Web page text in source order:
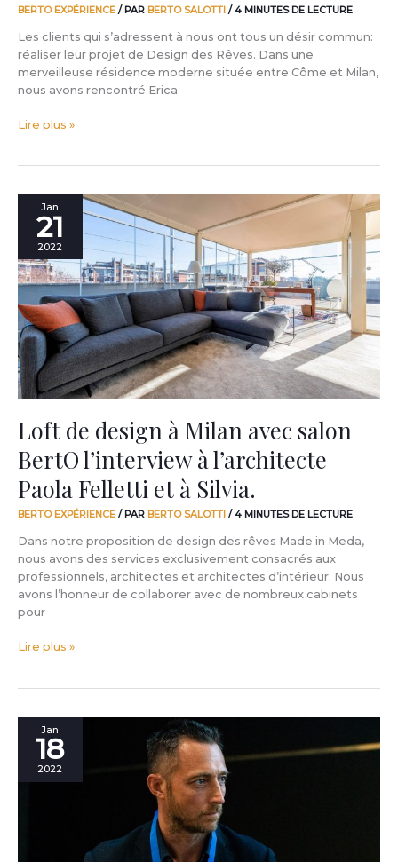
BERTO EXPÉRIENCE / PAR BERTO SALOTTI /4 MINUTES DE LECTURE
Les clients qui s’adressent à nous ont tous un désir commun:
réaliser leur projet de Design des Rêves. Dans une
merveilleuse résidence moderne située entre Côme et Milan,
nous avons rencontré Erica
Lire plus »
Jan
21
2022
Loft de design à Milan avec salon
BertO l’interview à l’architecte
Paola Felletti et à Silvia.
BERTO EXPÉRIENCE / PAR BERTO SALOTTI /4 MINUTES DE LECTURE
Dans notre proposition de design des rêves Made in Meda,
nous avons des services exclusivement consacrés aux
professionnels, architectes et architectes d’intérieur. Nous
avons l’honneur de collaborer avec de nombreux cabinets
pour
design
Milan
avec
salon
BertO
l’interview
à
l’architecte
Paola
et
à
Silvia.
Lire plus »
Jan
18
2022
Master
Science
collaboration